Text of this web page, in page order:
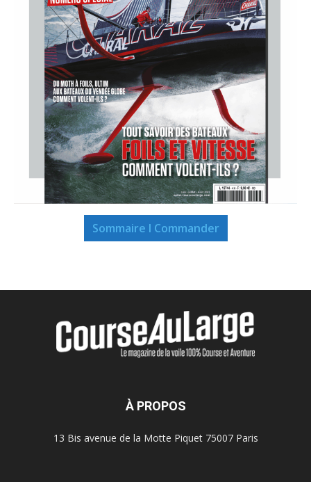
Sommaire I Commander
À PROPOS
13 Bis avenue de la Motte Piquet 75007 Paris